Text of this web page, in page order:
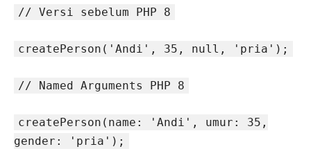
// Versi sebelum PHP 8
createPerson('Andi', 35, null, 'pria');
// Named Arguments PHP 8
createPerson(name: 'Andi', umur: 35,
gender: 'pria');